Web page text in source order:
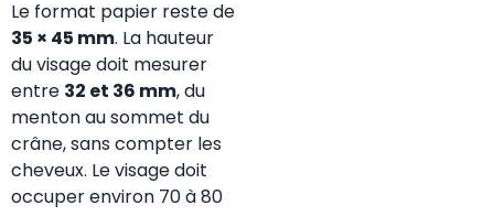
Le format papier reste de
35 × 45 mm. La hauteur
du visage doit mesurer
entre 32 et 36 mm, du
menton au sommet du
crâne, sans compter les
cheveux. Le visage doit
occuper environ 70 à 80